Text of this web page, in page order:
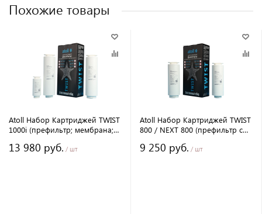
Похожие товары
Atoll Набор Картриджей TWIST
1000i (префильтр; мембрана;
13 980 руб. / шт
Atoll Набор Картриджей TWIST
800 / NEXT 800 (префильтр c
9 250 руб. / шт